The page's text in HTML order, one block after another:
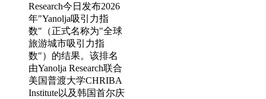
Research今日发布2026
年"Yanolja吸引力指
数"（正式名称为"全球
旅游城市吸引力指
数"）的结果。该排名
由Yanolja Research联合
美国普渡大学CHRIBA
Institute以及韩国首尔庆